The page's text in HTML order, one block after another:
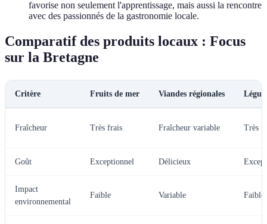
favorise non seulement l'apprentissage, mais aussi la rencontre
avec des passionnés de la gastronomie locale.
Comparatif des produits locaux : Focus
sur la Bretagne
Critère Fruits de mer Viandes régionales
Fraîcheur Très frais Fraîcheur variable Très
Goût Exceptionnel Délicieux
Impact
environnemental
Faible Variable Faible